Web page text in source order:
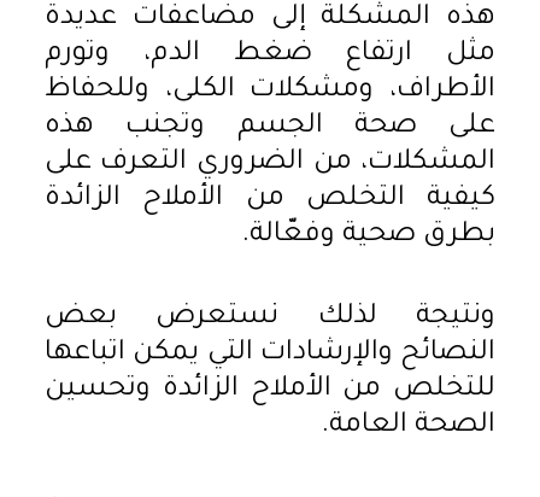
هذه المشكلة إلى مضاعفات عديدة
مثل ارتفاع ضغط الدم، وتورم
الأطراف، ومشكلات الكلى، وللحفاظ
على صحة الجسم وتجنب هذه
المشكلات، من الضروري التعرف على
كيفية التخلص من الأملاح الزائدة
بطرق صحية وفعّالة.
ونتيجة لذلك نستعرض بعض
النصائح والإرشادات التي يمكن اتباعها
للتخلص من الأملاح الزائدة وتحسين
الصحة العامة.